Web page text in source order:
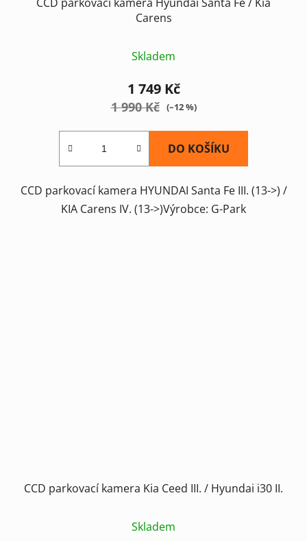
Carens
Skladem
1 749 Kč
1 990 Kč (–12 %)
DO KOŠÍKU
CCD parkovací kamera HYUNDAI Santa Fe III. (13->) /
KIA Carens IV. (13->)Výrobce: G-Park
CCD parkovací kamera Kia Ceed III. / Hyundai i30 II.
Skladem